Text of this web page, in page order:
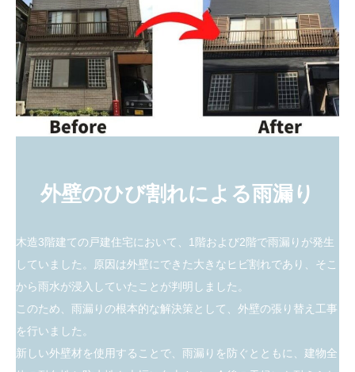
外壁のひび割れによる雨漏り
木造3階建ての戸建住宅において、1階および2階で雨漏りが発生
していました。原因は外壁にできた大きなヒビ割れであり、そこ
から雨水が浸入していたことが判明しました。
このため、雨漏りの根本的な解決策として、外壁の張り替え工事
を行いました。
新しい外壁材を使用することで、雨漏りを防ぐとともに、建物全